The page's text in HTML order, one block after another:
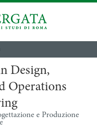
Design,
Operations
e Produzione